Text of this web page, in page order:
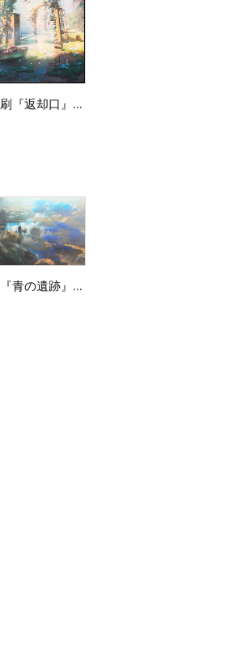
高精細特殊印刷『返却口』【尾崎伊万里個展 灯映】
アルミアート『青の遺跡』【尾崎伊万里個展 灯映】